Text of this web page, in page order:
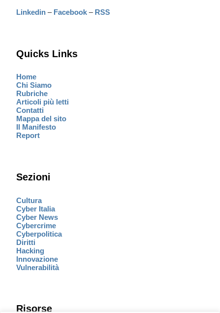
Linkedin – Facebook – RSS
Quicks Links
Home
Chi Siamo
Rubriche
Articoli più letti
Contatti
Mappa del sito
Il Manifesto
Report
Sezioni
Cultura
Cyber Italia
Cyber News
Cybercrime
Cyberpolitica
Diritti
Hacking
Innovazione
Vulnerabilità
Risorse